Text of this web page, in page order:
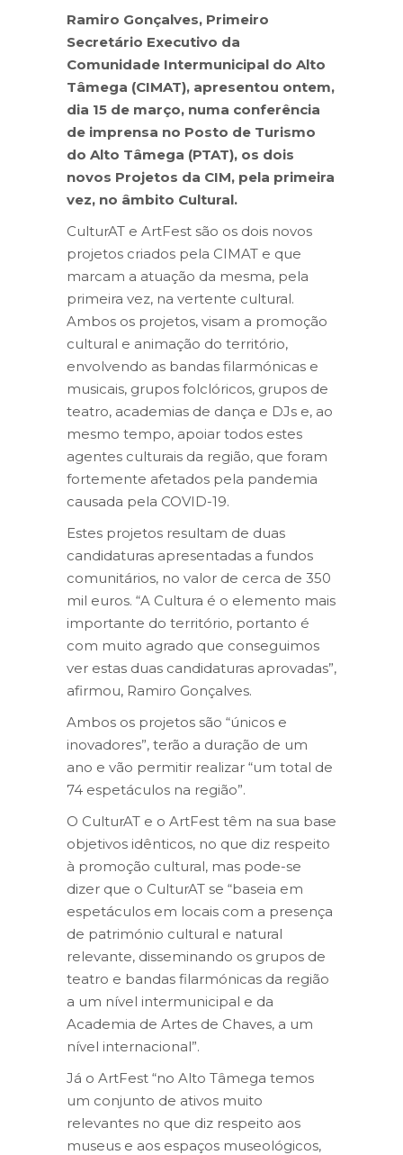
Ramiro Gonçalves, Primeiro
Secretário Executivo da
Comunidade Intermunicipal do Alto
Tâmega (CIMAT), apresentou ontem,
dia 15 de março, numa conferência
de imprensa no Posto de Turismo
do Alto Tâmega (PTAT), os dois
novos Projetos da CIM, pela primeira
vez, no âmbito Cultural.
CulturAT e ArtFest são os dois novos
projetos criados pela CIMAT e que
marcam a atuação da mesma, pela
primeira vez, na vertente cultural.
Ambos os projetos, visam a promoção
cultural e animação do território,
envolvendo as bandas filarmónicas e
musicais, grupos folclóricos, grupos de
teatro, academias de dança e DJs e, ao
mesmo tempo, apoiar todos estes
agentes culturais da região, que foram
fortemente afetados pela pandemia
causada pela COVID-19.
Estes projetos resultam de duas
candidaturas apresentadas a fundos
comunitários, no valor de cerca de 350
mil euros. “A Cultura é o elemento mais
importante do território, portanto é
com muito agrado que conseguimos
ver estas duas candidaturas aprovadas”,
afirmou, Ramiro Gonçalves.
Ambos os projetos são “únicos e
inovadores”, terão a duração de um
ano e vão permitir realizar “um total de
74 espetáculos na região”.
O CulturAT e o ArtFest têm na sua base
objetivos idênticos, no que diz respeito
à promoção cultural, mas pode-se
dizer que o CulturAT se “baseia em
espetáculos em locais com a presença
de património cultural e natural
relevante, disseminando os grupos de
teatro e bandas filarmónicas da região
a um nível intermunicipal e da
Academia de Artes de Chaves, a um
nível internacional”.
Já o ArtFest “no Alto Tâmega temos
um conjunto de ativos muito
relevantes no que diz respeito aos
museus e aos espaços museológicos,